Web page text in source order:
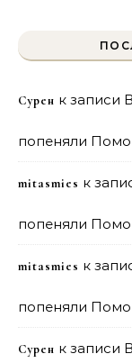
Сурен к записи
попеняли
mitasmies к
попеняли
mitasmies к
попеняли
Сурен к записи